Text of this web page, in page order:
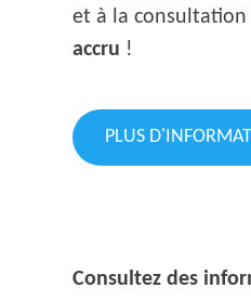
et à la
accru !
PLUS
Consultez des